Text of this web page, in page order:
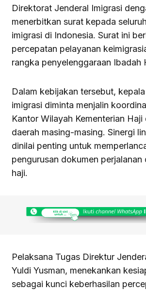
Direktorat Jenderal Imigrasi
menerbitkan surat kepada
imigrasi di Indonesia. Surat ini
percepatan pelayanan
rangka penyelenggaraan Ibadah
Dalam kebijakan tersebut,
imigrasi diminta menjalin
Kantor Wilayah Kementerian Haji
daerah masing-masing. Sinergi
dinilai penting untuk
pengurusan dokumen perjalanan
haji.
Pelaksana Tugas Direktur
Yuldi Yusman, menekankan
sebagai kunci keberhasilan